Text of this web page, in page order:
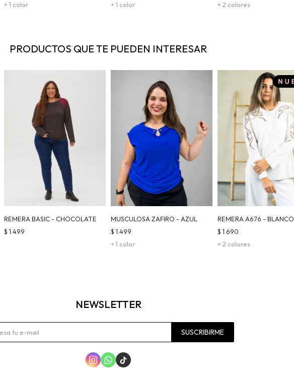
+ 1 color + 1 color + 2 colores
PRODUCTOS QUE TE PUEDEN INTERESAR
REMERA BASIC - CHOCOLATE
$ 1.499
MUSCULOSA ZAFIRO - AZUL
+ 1 color
$ 1.499
REMERA A676 - BLANCO
+ 2 colores
$ 1.690
NEWSLETTER
SUSCRIBIRME
  